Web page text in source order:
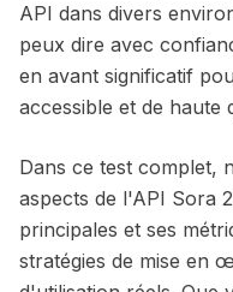
API dans divers
peux dire avec
en avant significatif
accessible et de haute
Dans ce test complet,
aspects de l'API Sora
principales et ses
stratégies de mise en